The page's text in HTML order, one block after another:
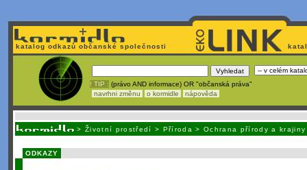
katalog odkazů občanské společnosti
! TIP : (právo AND informace) OR "občanská práva"
navrhni změnu
o kormidle nápověda
> Životní prostředí > Příroda >Ochrana přírody a krajiny
ODKAZY